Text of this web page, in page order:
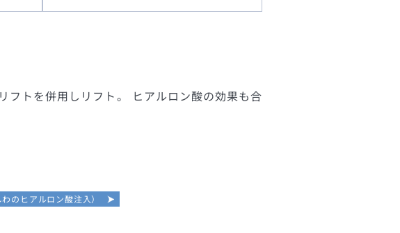
フトを併用しリフト。 ヒアルロン酸の効果も合
のヒアルロン酸注入）